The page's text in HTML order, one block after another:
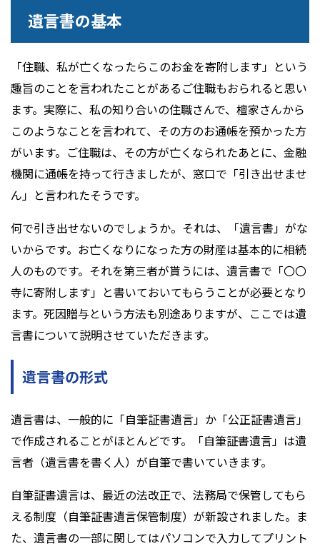
遺言書の基本
「住職、私が亡くなったらこのお金を寄附します」という
趣旨のことを言われたことがあるご住職もおられると思い
ます。実際に、私の知り合いの住職さんで、檀家さんから
このようなことを言われて、その方のお通帳を預かった方
がいます。ご住職は、その方が亡くなられたあとに、金融
機関に通帳を持って行きましたが、窓口で「引き出せませ
ん」と言われたそうです。
何で引き出せないのでしょうか。それは、「遺言書」がな
いからです。お亡くなりになった方の財産は基本的に相続
人のものです。それを第三者が貰うには、遺言書で「〇〇
寺に寄附します」と書いておいてもらうことが必要となり
ます。死因贈与という方法も別途ありますが、ここでは遺
言書について説明させていただきます。
遺言書の形式
遺言書は、一般的に「自筆証書遺言」か「公正証書遺言」
で作成されることがほとんどです。「自筆証書遺言」は遺
言者（遺言書を書く人）が自筆で書いていきます。
自筆証書遺言は、最近の法改正で、法務局で保管してもら
える制度（自筆証書遺言保管制度）が新設されました。ま
た、遺言書の一部に関してはパソコンで入力してプリント